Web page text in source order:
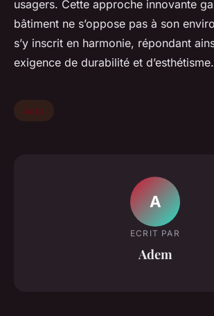
usagers. Cette approche innovante
bâtiment ne s’oppose pas à son
s’y inscrit en harmonie, répondant
exigence de durabilité et d’esthétisme.
Actu
A
ECRIT PAR
Adem